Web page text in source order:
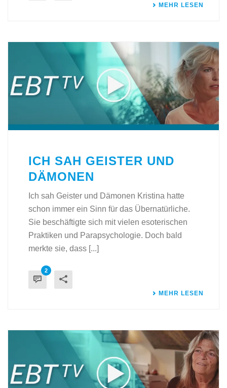
MEHR LESEN
ICH SAH GEISTER UND
DÄMONEN
Ich sah Geister und Dämonen Kristina hatte
schon immer ein Sinn für das Übernatürliche.
Sie beschäftigte sich mit vielen esoterischen
Praktiken und Parapsychologie. Doch bald
merkte sie, dass [...]
2
MEHR LESEN